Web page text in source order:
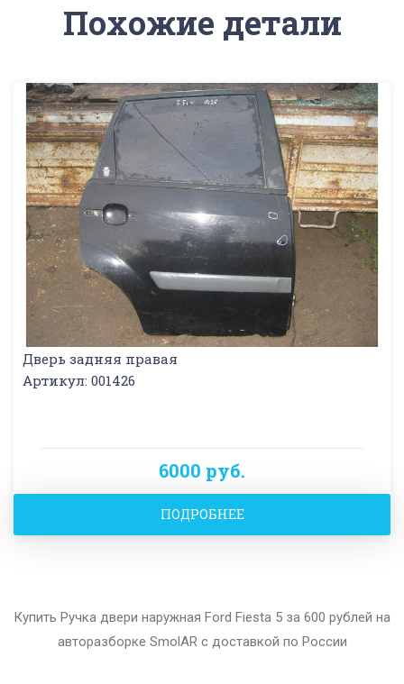
Похожие детали
Дверь задняя правая
Артикул: 001426
6000 руб.
ПОДРОБНЕЕ
Купить Ручка двери наружная Ford Fiesta 5 за 600 рублей на
авторазборке SmolAR с доставкой по России